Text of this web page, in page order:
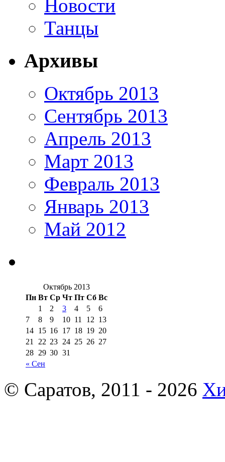
Новости
Танцы
Архивы
Октябрь 2013
Сентябрь 2013
Апрель 2013
Март 2013
Февраль 2013
Январь 2013
Май 2012
Октябрь 2013
Пн Вт Ср Чт Пт Сб Вс
« Сен
1 2 3 4 5
6
7
8 9 10 11 12 13
14 15 16 17 18 19 20
21
22 23 24 25 26 27
28 29 30 31
© Саратов, 2011 - 2026